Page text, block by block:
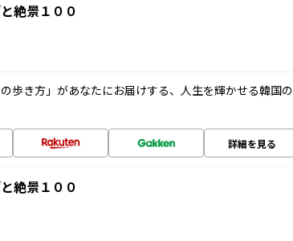
絶景１００
歩き方」があなたにお届けする、人生を輝かせる韓国の
詳細を見る
絶景１００